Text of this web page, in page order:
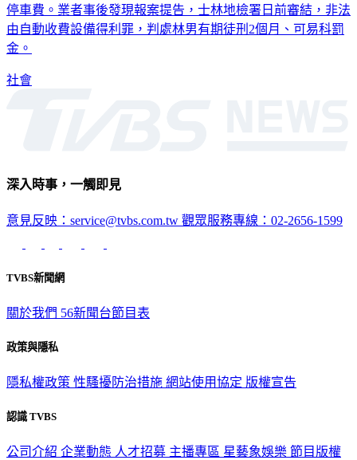
停車費。業者事後發現報案提告，士林地檢署日前審結，非法
由自動收費設備得利罪，判處林男有期徒刑2個月、可易科罰
金。
社會
深入時事，一觸即見
意見反映：service@tvbs.com.tw 觀眾服務專線：02-2656-1599
TVBS新聞網
關於我們 56新聞台節目表
政策與隱私
隱私權政策 性騷擾防治措施 網站使用協定 版權宣告
認識 TVBS
公司介紹 企業動態 人才招募 主播專區 星藝象娛樂 節目版權